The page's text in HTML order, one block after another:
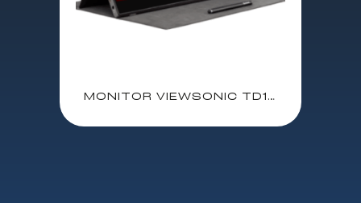
MONITOR VIEWSONIC TD1655 15.6″ TACTIL / FHD / 75Hz / MULTIMEDIA / 2XUSB-C